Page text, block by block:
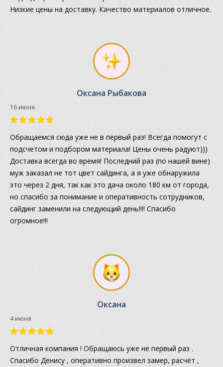
Низкие цены на доставку. Качество материалов отличное.
Оксана Рыбакова
16 июня
Обращаемся сюда уже не в первый раз! Всегда помогут с
подсчетом и подбором материала! Цены очень радуют)))
Доставка всегда во время! Последний раз (по нашей вине)
муж заказал не тот цвет сайдинга, а я уже обнаружила
это через 2 дня, так как это дача около 180 км от города,
но спасибо за понимание и оперативность сотрудников,
сайдинг заменили на следующий день!!!! Спасибо
огромное!!!
Оксана
4 июня
Отличная компания ! Обращаюсь уже не первый раз .
Спасибо Денису , оперативно произвел замер, расчёт ,